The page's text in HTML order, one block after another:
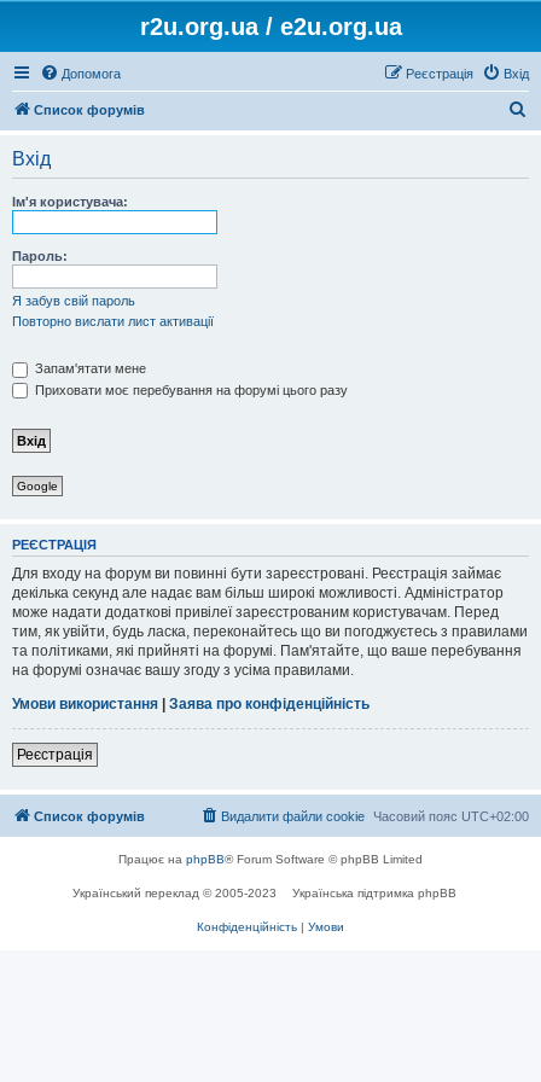
r2u.org.ua / e2u.org.ua
Допомога Вхід
Реєстрація
Список форумів
Вхід
Ім'я користувача:
Пароль:
Я забув свій пароль
Повторно вислати лист активації
Запам'ятати мене
Приховати моє перебування на форумі цього разу
Google
РЕЄСТРАЦІЯ
Для входу на форум ви повинні бути зареєстровані. Реєстрація займає
декілька секунд але надає вам більш широкі можливості. Адміністратор
може надати додаткові привілеї зареєстрованим користувачам. Перед
тим, як увійти, будь ласка, переконайтесь що ви погоджуєтесь з правилами
та політиками, які прийняті на форумі. Пам'ятайте, що ваше перебування
на форумі означає вашу згоду з усіма правилами.
Умови використання | Заява про конфіденційність
Реєстрація
Список форумів Часовий пояс UTC+02:00
Видалити файли cookie
Працює на phpBB® Forum Software © phpBB Limited
Український переклад © 2005-2023 Українська підтримка phpBB
Конфіденційність | Умови